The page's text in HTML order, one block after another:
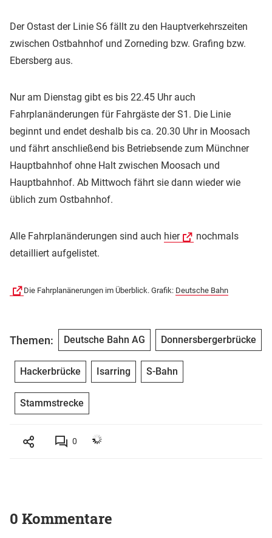
Der Ostast der Linie S6 fällt zu den Hauptverkehrszeiten
zwischen Ostbahnhof und Zorneding bzw. Grafing bzw.
Ebersberg aus.
Nur am Dienstag gibt es bis 22.45 Uhr auch
Fahrplanänderungen für Fahrgäste der S1. Die Linie
beginnt und endet deshalb bis ca. 20.30 Uhr in Moosach
und fährt anschließend bis Betriebsende zum Münchner
Hauptbahnhof ohne Halt zwischen Moosach und
Hauptbahnhof. Ab Mittwoch fährt sie dann wieder wie
üblich zum Ostbahnhof.
Alle Fahrplanänderungen sind auch hier
nochmals
detailliert aufgelistet.
Die Fahrplanänerungen im Überblick. Grafik: Deutsche Bahn
Themen: Deutsche Bahn AG Donnersbergerbrücke
Hackerbrücke Isarring S-Bahn
Stammstrecke
0
0 Kommentare